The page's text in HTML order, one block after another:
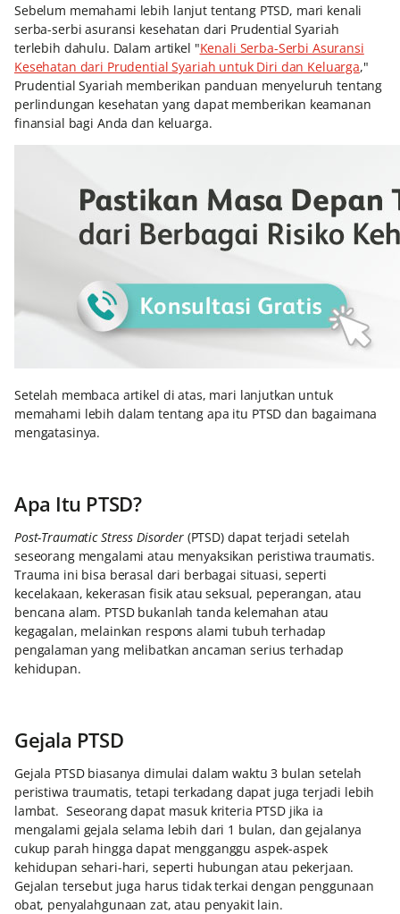
Sebelum memahami lebih lanjut tentang PTSD, mari kenali
serba-serbi asuransi kesehatan dari Prudential Syariah
terlebih dahulu. Dalam artikel "Kenali Serba-Serbi Asuransi
Kesehatan dari Prudential Syariah untuk Diri dan Keluarga,"
Prudential Syariah memberikan panduan menyeluruh tentang
perlindungan kesehatan yang dapat memberikan keamanan
finansial bagi Anda dan keluarga.
Setelah membaca artikel di atas, mari lanjutkan untuk
memahami lebih dalam tentang apa itu PTSD dan bagaimana
mengatasinya.
Apa Itu PTSD?
Post-Traumatic Stress Disorder(PTSD) dapat terjadi setelah
seseorang mengalami atau menyaksikan peristiwa traumatis.
Trauma ini bisa berasal dari berbagai situasi, seperti
kecelakaan, kekerasan fisik atau seksual, peperangan, atau
bencana alam. PTSD bukanlah tanda kelemahan atau
kegagalan, melainkan respons alami tubuh terhadap
pengalaman yang melibatkan ancaman serius terhadap
kehidupan.
Gejala PTSD
Gejala PTSD biasanya dimulai dalam waktu 3 bulan setelah
peristiwa traumatis, tetapi terkadang dapat juga terjadi lebih
lambat. Seseorang dapat masuk kriteria PTSD jika ia
mengalami gejala selama lebih dari 1 bulan, dan gejalanya
cukup parah hingga dapat mengganggu aspek-aspek
kehidupan sehari-hari, seperti hubungan atau pekerjaan.
Gejalan tersebut juga harus tidak terkai dengan penggunaan
obat, penyalahgunaan zat, atau penyakit lain.